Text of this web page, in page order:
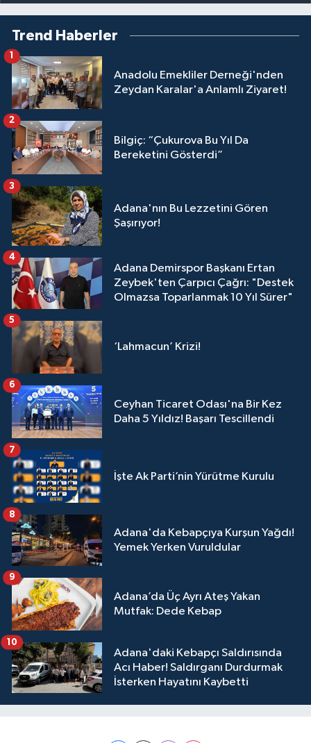
Trend Haberler
Anadolu Emekliler Derneği'nden
Zeydan Karalar'a Anlamlı Ziyaret!
Bilgiç: “Çukurova Bu Yıl Da
Bereketini Gösterdi”
2
Adana'nın Bu Lezzetini Gören
Şaşırıyor!
3
Adana Demirspor Başkanı Ertan
Zeybek'ten Çarpıcı Çağrı: "Destek
Olmazsa Toparlanmak 10 Yıl Sürer"
4
‘Lahmacun’ Krizi!
5
Ceyhan Ticaret Odası'na Bir Kez
Daha 5 Yıldız! Başarı Tescillendi
6
İşte Ak Parti’nin Yürütme Kurulu
7
Adana'da Kebapçıya Kurşun Yağdı!
Yemek Yerken Vuruldular
8
Adana’da Üç Ayrı Ateş Yakan
Mutfak: Dede Kebap
9
Adana'daki Kebapçı Saldırısında
Acı Haber! Saldırganı Durdurmak
İsterken Hayatını Kaybetti
10